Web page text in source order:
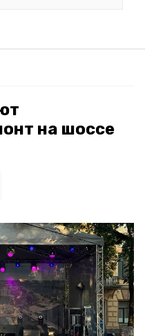
на шоссе